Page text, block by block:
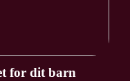
for dit barn